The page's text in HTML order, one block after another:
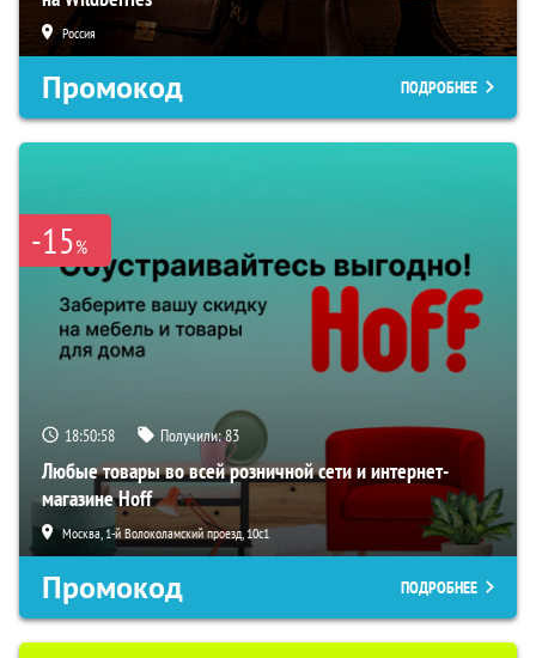
Россия
Промокод ПОДРОБНЕЕ
-15%
18:50:57 Получили:83
Любые товары во всей розничной сети и интернет-
магазине Hoff
Москва, 1-й Волоколамский проезд, 10с1
Промокод ПОДРОБНЕЕ